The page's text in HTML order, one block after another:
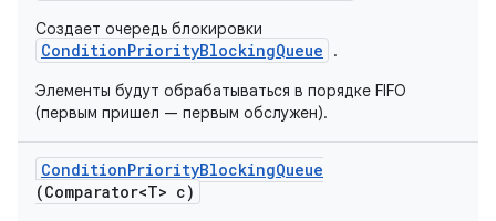
Создает очередь блокировки
ConditionPriorityBlockingQueue
.
Элементы будут обрабатываться в порядке FIFO
(первым пришел — первым обслужен).
ConditionPriorityBlockingQueue
(Comparator<T> c)